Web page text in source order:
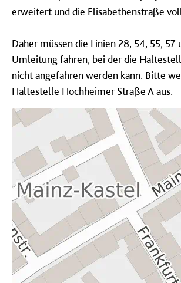
erweitert und die Elisabethenstraße
Daher müssen die Linien 28, 54, 55, 57
Umleitung fahren, bei der die
nicht angefahren werden kann. Bitte
Haltestelle Hochheimer Straße A aus.